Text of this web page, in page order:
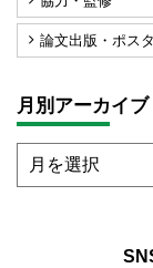
論文出版・ポス
月別アーカイブ